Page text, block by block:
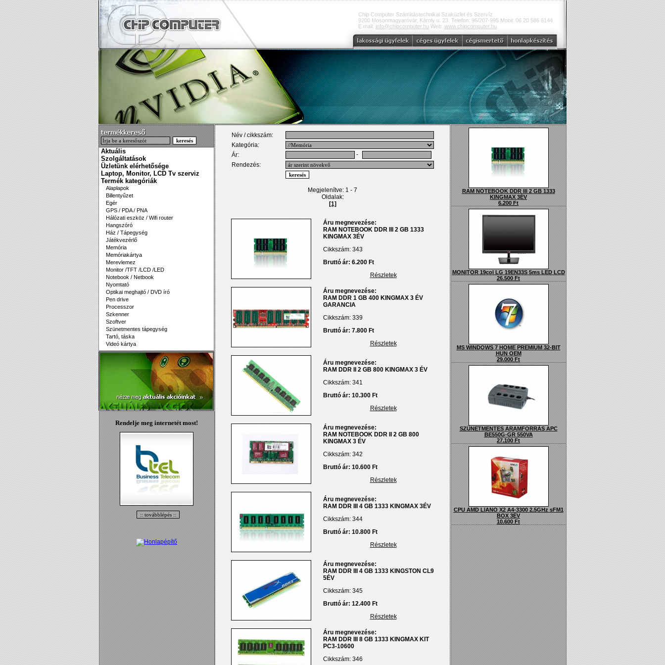
Chip Computer Számítástechnikai Szaküzlet és Szervíz
9200 Mosonmagyaróvár, Károly u. 23. Telefon: 96/207-995 Mobil: 06 20 586 6144
E.mail: info@chipcomputer.hu Web: www.chipcomputer.hu
Aktuális
Szolgáltatások
Üzletünk elérhetősége
Laptop, Monitor, LCD Tv szerviz
Termék kategóriák
Alaplapok
Billentyűzet
Egér
GPS / PDA / PNA
Hálózati eszköz / Wifi router
Hangszóró
Ház / Tápegység
Játékvezérlő
Memória
Memóriakártya
Merevlemez
Monitor /TFT /LCD /LED
Notebook / Netbook
Nyomtató
Optikai meghajtó / DVD író
Pen drive
Processzor
Szkenner
Szoftver
Szünetmentes tápegység
Tartó, táska
Videó kártya
Rendelje meg internetét most!
Név / cikkszám:
Kategória:
Ár:
-
Rendezés:
Megjelenítve: 1 - 7
Oldalak:
[1]
Áru megnevezése:
RAM NOTEBOOK DDR III 2 GB 1333
KINGMAX 3ÉV
Cikkszám: 343
Bruttó ár: 6.200 Ft
Részletek
Áru megnevezése:
RAM DDR 1 GB 400 KINGMAX 3 ÉV
GARANCIA
Cikkszám: 339
Bruttó ár: 7.800 Ft
Részletek
Áru megnevezése:
RAM DDR II 2 GB 800 KINGMAX 3 ÉV
Cikkszám: 341
Bruttó ár: 10.300 Ft
Részletek
Áru megnevezése:
RAM NOTEBOOK DDR II 2 GB 800
KINGMAX 3 ÉV
Cikkszám: 342
Bruttó ár: 10.600 Ft
Részletek
Áru megnevezése:
RAM DDR III 4 GB 1333 KINGMAX 3ÉV
Cikkszám: 344
Bruttó ár: 10.800 Ft
Részletek
Áru megnevezése:
RAM DDR III 4 GB 1333 KINGSTON CL9
5ÉV
Cikkszám: 345
Bruttó ár: 12.400 Ft
Részletek
Áru megnevezése:
RAM DDR III 8 GB 1333 KINGMAX KIT
PC3-10600
Cikkszám: 346
RAM NOTEBOOK DDR III 2 GB 1333
KINGMAX 3ÉV
6.200 Ft
MONITOR 19col LG 19EN33S 5ms LED LCD
26.500 Ft
MS WINDOWS 7 HOME PREMIUM 32-BIT
HUN OEM
29.000 Ft
SZÜNETMENTES ÁRAMFORRÁS APC
BE550G-GR 550VA
27.100 Ft
CPU AMD LlANO X2 A4-3300 2.5GHz sFM1
BOX 3ÉV
10.600 Ft